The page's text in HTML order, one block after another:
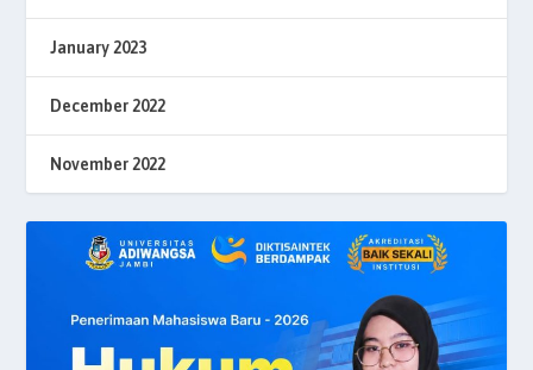
January 2023
December 2022
November 2022